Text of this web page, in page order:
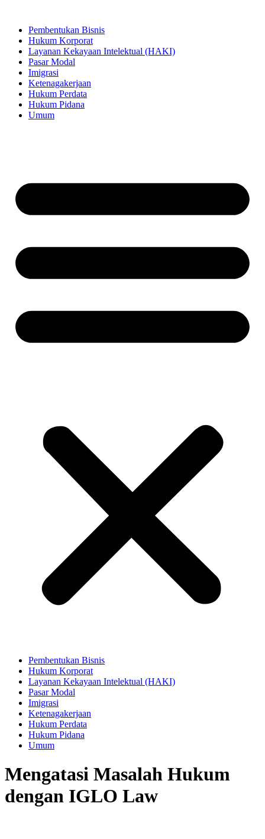
kontenPembentukan Bisnis
Hukum Korporat
Layanan Kekayaan Intelektual (HAKI)
Pasar Modal
Imigrasi
Ketenagakerjaan
Hukum Perdata
Hukum Pidana
Umum
Pembentukan Bisnis
Hukum Korporat
Layanan Kekayaan Intelektual (HAKI)
Pasar Modal
Imigrasi
Ketenagakerjaan
Hukum Perdata
Hukum Pidana
Umum
Mengatasi Masalah Hukum
dengan IGLO Law